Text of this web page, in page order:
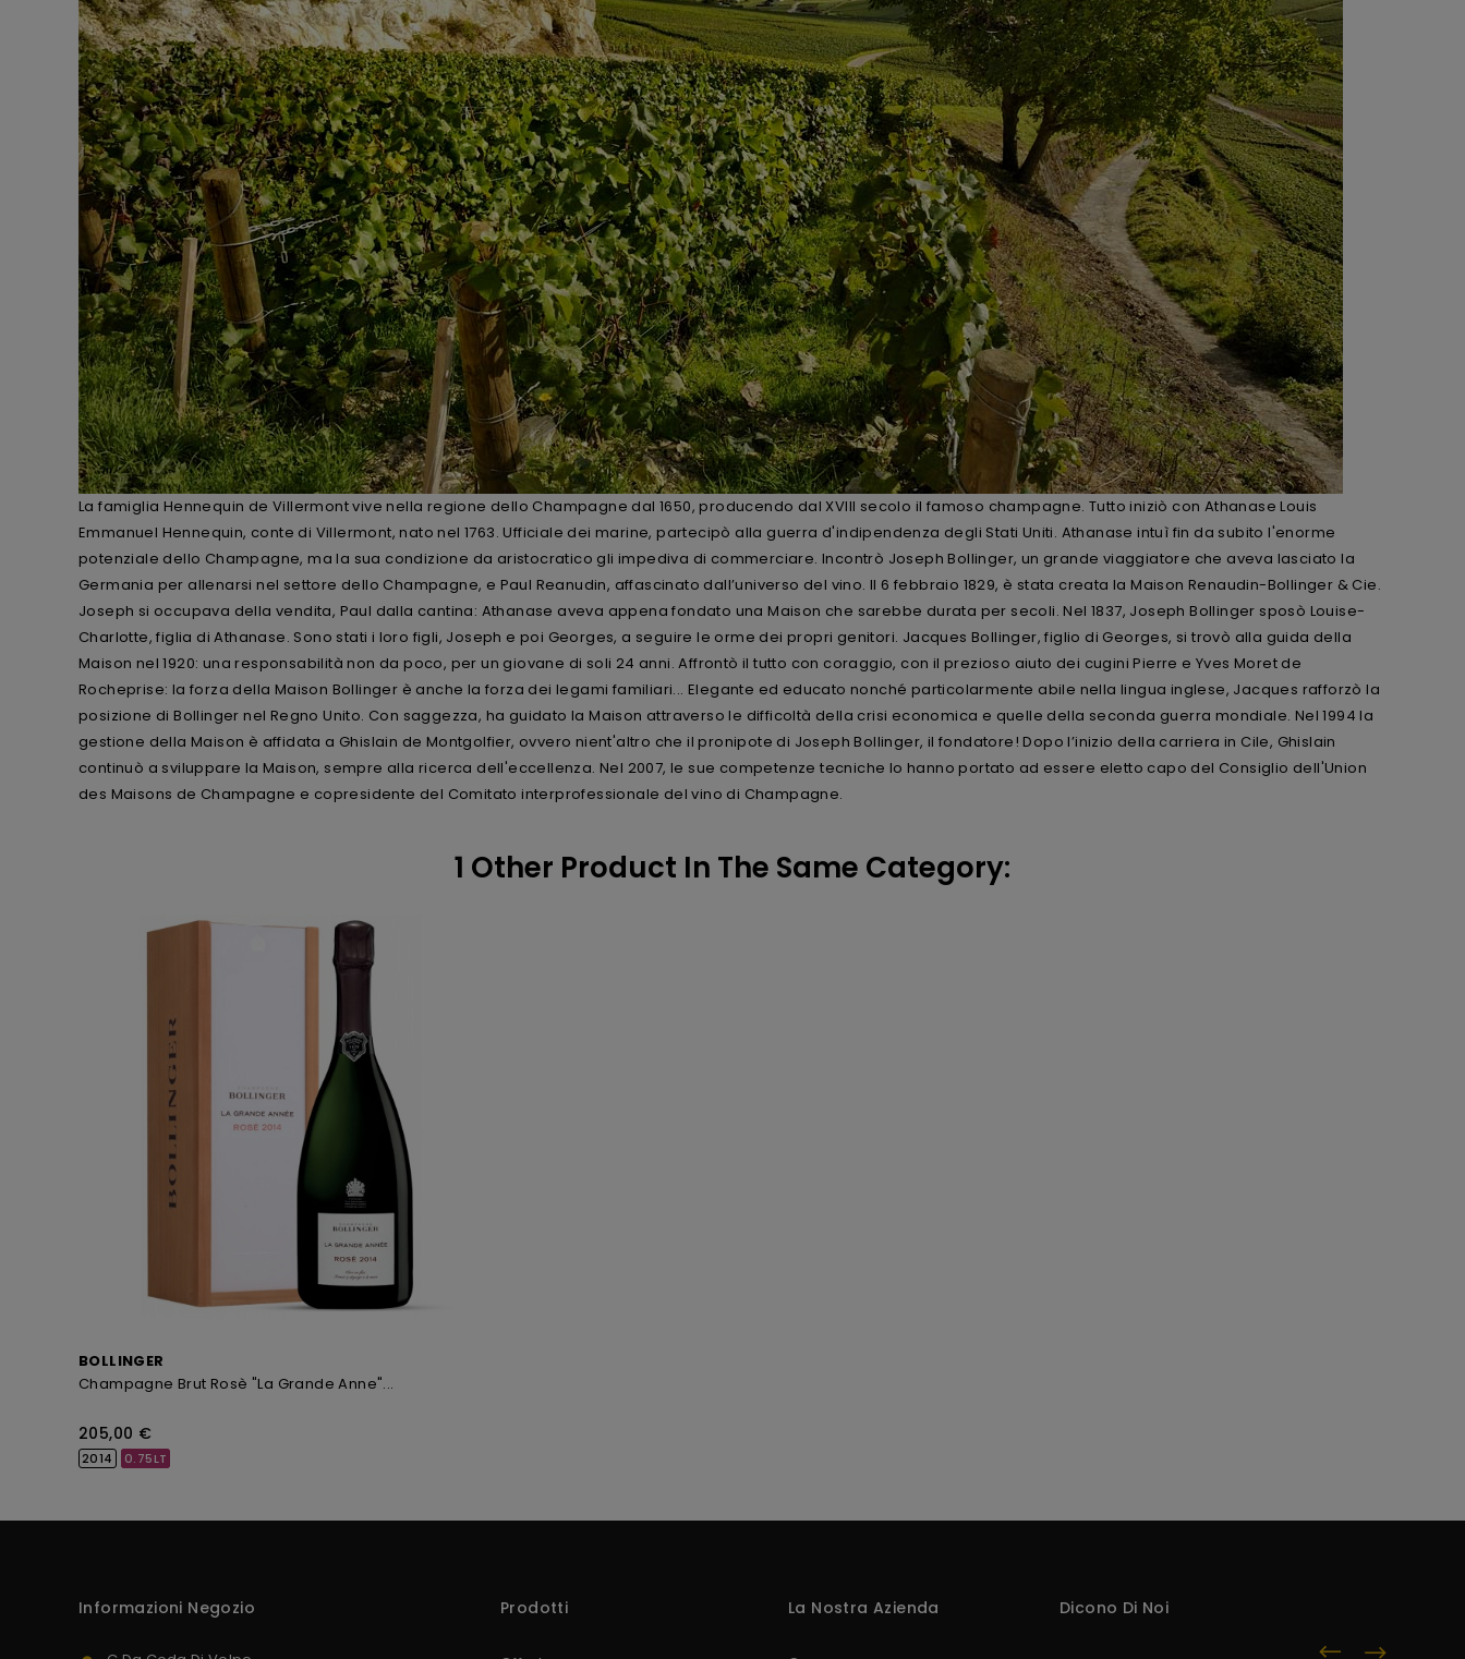
La famiglia Hennequin de Villermont vive nella regione dello Champagne dal 1650, producendo dal XVIII secolo il famoso champagne. Tutto iniziò con Athanase Louis
Emmanuel Hennequin, conte di Villermont, nato nel 1763. Ufficiale dei marine, partecipò alla guerra d'indipendenza degli Stati Uniti. Athanase intuì fin da subito l'enorme
potenziale dello Champagne, ma la sua condizione da aristocratico gli impediva di commerciare. Incontrò Joseph Bollinger, un grande viaggiatore che aveva lasciato la
Germania per allenarsi nel settore dello Champagne, e Paul Reanudin, affascinato dall’universo del vino. Il 6 febbraio 1829, è stata creata la Maison Renaudin-Bollinger & Cie.
Joseph si occupava della vendita, Paul dalla cantina: Athanase aveva appena fondato una Maison che sarebbe durata per secoli. Nel 1837, Joseph Bollinger sposò Louise-
Charlotte, figlia di Athanase. Sono stati i loro figli, Joseph e poi Georges, a seguire le orme dei propri genitori. Jacques Bollinger, figlio di Georges, si trovò alla guida della
Maison nel 1920: una responsabilità non da poco, per un giovane di soli 24 anni. Affrontò il tutto con coraggio, con il prezioso aiuto dei cugini Pierre e Yves Moret de
Rocheprise: la forza della Maison Bollinger è anche la forza dei legami familiari... Elegante ed educato nonché particolarmente abile nella lingua inglese, Jacques rafforzò la
posizione di Bollinger nel Regno Unito. Con saggezza, ha guidato la Maison attraverso le difficoltà della crisi economica e quelle della seconda guerra mondiale. Nel 1994 la
gestione della Maison è affidata a Ghislain de Montgolfier, ovvero nient'altro che il pronipote di Joseph Bollinger, il fondatore! Dopo l’inizio della carriera in Cile, Ghislain
continuò a sviluppare la Maison, sempre alla ricerca dell'eccellenza. Nel 2007, le sue competenze tecniche lo hanno portato ad essere eletto capo del Consiglio dell'Union
des Maisons de Champagne e copresidente del Comitato interprofessionale del vino di Champagne.
1 Other Product In The Same Category:
BOLLINGER
Champagne Brut Rosè "La Grande Anne"...
Prezzo
205,00 €
2014 0.75LT
Informazioni Negozio Prodotti La Nostra Azienda Dicono Di Noi